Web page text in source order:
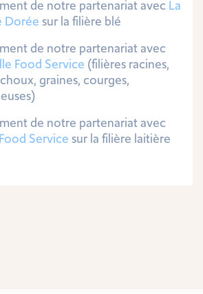
de notre partenariat avec La
Doréesur la filière blé
de notre partenariat avec
Food Service (filières racines,
graines, courges,
de notre partenariat avec
Service sur la filière laitière